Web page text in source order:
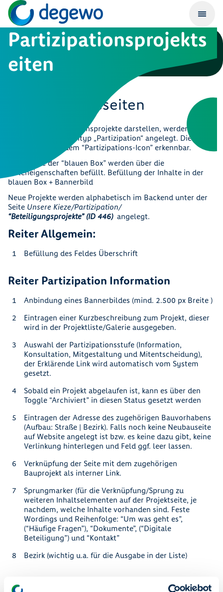
Partizipationsprojekts
eiten
Partizipationsseiten
Seiten, die Partizipationsprojekte darstellen, werden über
einen eigenen Seitentyp „Partizipation“ angelegt. Dieser
Seitentyp ist an dem “Partizipations-Icon” erkennbar.
Die Inhalte der “blauen Box” werden über die
Seiteneigenschaften befüllt. Befüllung der Inhalte in der
blauen Box + Bannerbild
Neue Projekte werden alphabetisch im Backend unter der
Seite Unsere Kieze/Partizipation/
“Beteiligungsprojekte” (ID 446)angelegt.
Reiter Allgemein:
Befüllung des Feldes Überschrift
Reiter Partizipation Information
Anbindung eines Bannerbildes (mind. 2.500 px Breite )
Eintragen einer Kurzbeschreibung zum Projekt, dieser
wird in der Projektliste/Galerie ausgegeben.
Auswahl der Partizipationsstufe (Information,
Konsultation, Mitgestaltung und Mitentscheidung),
der Erklärende Link wird automatisch vom System
gesetzt.
Sobald ein Projekt abgelaufen ist, kann es über den
Toggle “Archiviert” in diesen Status gesetzt werden
Eintragen der Adresse des zugehörigen Bauvorhabens
(Aufbau: Straße | Bezirk). Falls noch keine Neubauseite
auf Website angelegt ist bzw. es keine dazu gibt, keine
Verlinkung hinterlegen und Feld ggf. leer lassen.
Verknüpfung der Seite mit dem zugehörigen
Bauprojekt als interner Link.
Sprungmarker (für die Verknüpfung/Sprung zu
weiteren Inhaltselementen auf der Projektseite, je
nachdem, welche Inhalte vorhanden sind. Feste
Wordings und Reihenfolge: “Um was geht es”,
(“Häufige Fragen”), “Dokumente”, (“Digitale
Beteiligung”) und “Kontakt”
Bezirk (wichtig u.a. für die Ausgabe in der Liste)